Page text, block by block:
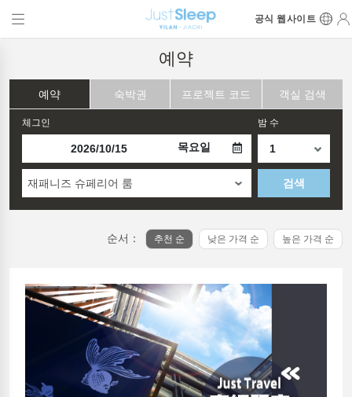
공식 웹사이트
예약
예약 숙박권 프로젝트 코드 객실 검색
체그인
목요일
밤 수
재패니즈 슈페리어 룸 검색
순서： 추천 순 낮은 가격 순 높은 가격 순